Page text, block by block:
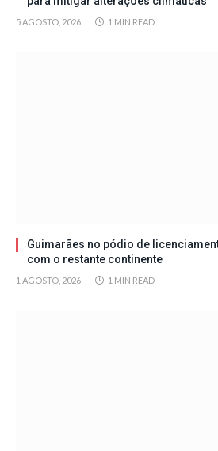
5 AGOSTO, 2026 1 MIN READ
Guimarães no pódio de
com o restante continente
1 AGOSTO, 2026 1 MIN READ